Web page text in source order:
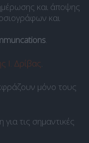
και άποψης
και
.
Ι. Δρίβας.
μόνο τους
τις σημαντικές